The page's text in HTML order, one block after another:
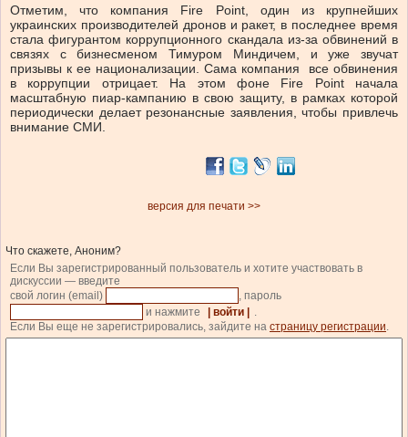
Отметим, что компания Fire Point, один из крупнейших
украинских производителей дронов и ракет, в последнее время
стала фигурантом коррупционного скандала из-за обвинений в
связях с бизнесменом Тимуром Миндичем, и уже звучат
призывы к ее национализации. Сама компания все обвинения
в коррупции отрицает. На этом фоне Fire Point начала
масштабную пиар-кампанию в свою защиту, в рамках которой
периодически делает резонансные заявления, чтобы привлечь
внимание СМИ.
версия для печати >>
Что скажете, Аноним?
Если Вы зарегистрированный пользователь и хотите участвовать в
дискуссии — введите
свой логин (email)
, пароль
и нажмите
| войти |
.
Если Вы еще не зарегистрировались, зайдите на страницу регистрации.